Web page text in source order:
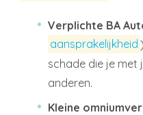
Verplichte BA
aansprakelijkheid
schade die je
anderen.
Kleine